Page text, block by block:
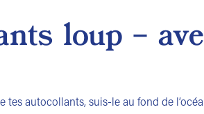
loup –
tes autocollants, suis-le au fond de